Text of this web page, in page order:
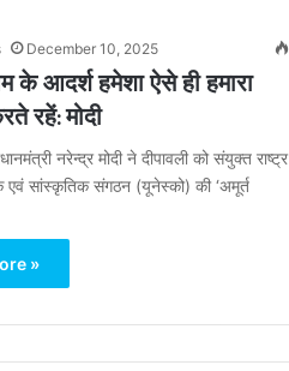
December 10, 2025
के आदर्श हमेशा ऐसे ही हमारा
रहें: मोदी
नरेन्द्र मोदी ने दीपावली को संयुक्त राष्ट्र
एवं सांस्कृतिक संगठन (यूनेस्को) की ‘अमूर्त
»